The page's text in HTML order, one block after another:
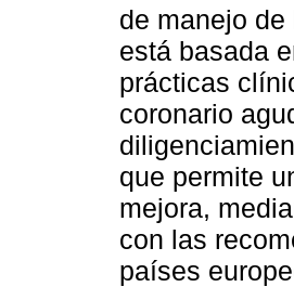
de manejo
está basada
prácticas
coronario
que permite
mejora,
con las
países